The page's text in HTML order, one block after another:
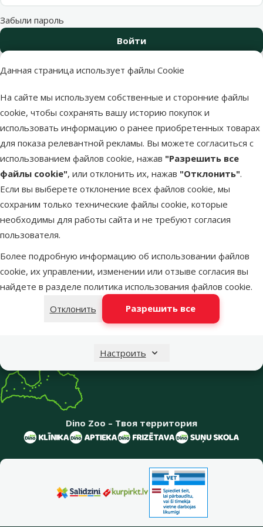
Данная страница использует файлы Cookie
На сайте мы используем собственные и сторонние файлы
cookie, чтобы сохранять вашу историю покупок и
использовать информацию о ранее приобретенных товарах
для показа релевантной рекламы. Вы можете согласиться с
использованием файлов cookie, нажав "Разрешить все
файлы cookie", или отклонить их, нажав "Отклонить".
Если вы выберете отклонение всех файлов cookie, мы
сохраним только технические файлы cookie, которые
необходимы для работы сайта и не требуют согласия
пользователя.
Более подробную информацию об использовании файлов
cookie, их управлении, изменении или отзыве согласия вы
найдете в разделе политика использования файлов cookie.
Отклонить
Разрешить все
Настроить
Забыли пароль
Войти
на свой первый заказ.
Регистрация
Напиши нам
eveikals@dinozoo.lv
Звони – 26 100 502
Пн.–Пт. 9:00 – 17:00
Открыть чат один из наших магазинов
Меню в футере
Интернет-магазин
Информация о компании
Dino Zoo – Твоя территория